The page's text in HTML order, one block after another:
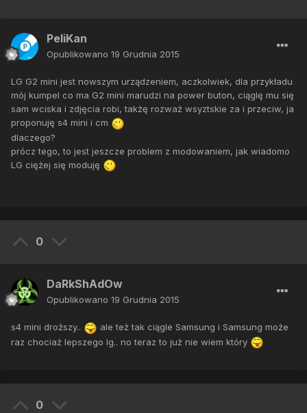
PeliKan
Opublikowano 19 Grudnia 2015
LG G2 mini jest nowszym urządzeniem, aczkolwiek, dla przykładu
mój kumpel co ma G2 mini marudzi na power buton, ciąglę mu się
sam wciska i zdjęcia robi, takżę rozważ wsyztskie za i przeciw, ja
proponuję s4 mini i cm
dlaczego?
prócz tego, to jest jeszcze problem z modowaniem, jak wiadomo
LG ciężej się moduję
0
DaRkShAdOw
Opublikowano 19 Grudnia 2015
s4 mini droższy..
ale też tak ciągle Samsung i Samsung może
raz chociaż lepszego lg.. no teraz to już nie wiem który
0